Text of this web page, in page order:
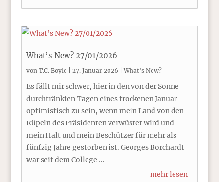
What’s New? 27/01/2026
von T.C. Boyle 27. Januar 2026 |What's New?
Es fällt mir schwer, hier in den von der Sonne
durchtränkten Tagen eines trockenen Januar
optimistisch zu sein, wenn mein Land von den
Rüpeln des Präsidenten verwüstet wird und
mein Halt und mein Beschützer für mehr als
fünfzig Jahre gestorben ist. Georges Borchardt
war seit dem College …
mehr lesen